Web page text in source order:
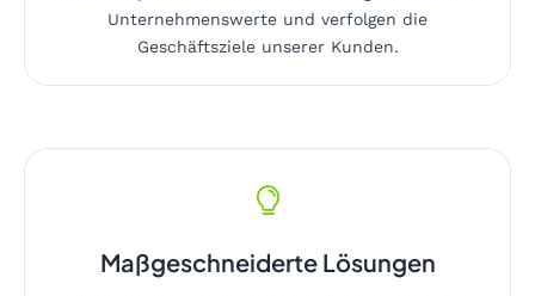
Unternehmenswerte und verfolgen die
Geschäftsziele unserer Kunden.
Maßgeschneiderte Lösungen